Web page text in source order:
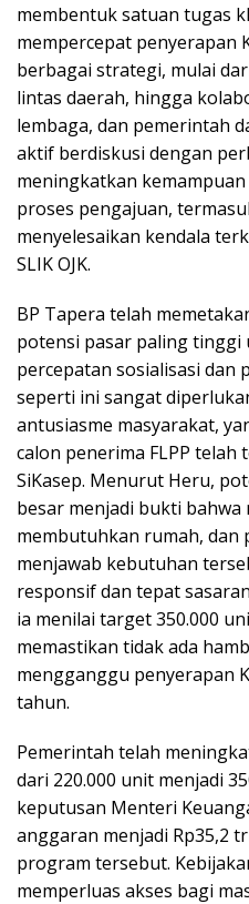
membentuk satuan tugas
mempercepat penyerapan
berbagai strategi, mulai
lintas daerah, hingga
lembaga, dan pemerintah
aktif berdiskusi dengan
meningkatkan
proses pengajuan,
menyelesaikan kendala
SLIK OJK.
BP Tapera telah
potensi pasar paling tinggi
percepatan sosialisasi dan
seperti ini sangat
antusiasme masyarakat,
calon penerima FLPP
SiKasep. Menurut Heru,
besar menjadi bukti
membutuhkan rumah, dan
menjawab kebutuhan
responsif dan tepat
ia menilai target 350.000
memastikan tidak ada
mengganggu penyerapan
tahun.
Pemerintah telah
dari 220.000 unit menjadi
keputusan Menteri
anggaran menjadi Rp35,2
program tersebut.
memperluas akses bagi